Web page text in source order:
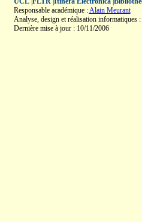
Responsable académique :Alain Meurant
Analyse, design et réalisation informatiques :
Dernière mise à jour : 10/11/2006